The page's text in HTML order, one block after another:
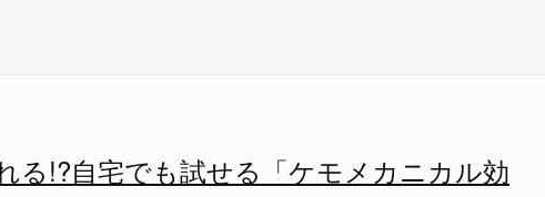
る!?自宅でも試せる「ケモメカニカル効